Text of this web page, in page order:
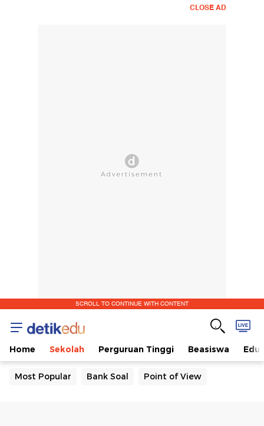
CLOSE AD
SCROLL TO CONTINUE WITH CONTENT
Home Sekolah Perguruan Tinggi Beasiswa
Most Popular Bank Soal Point of View